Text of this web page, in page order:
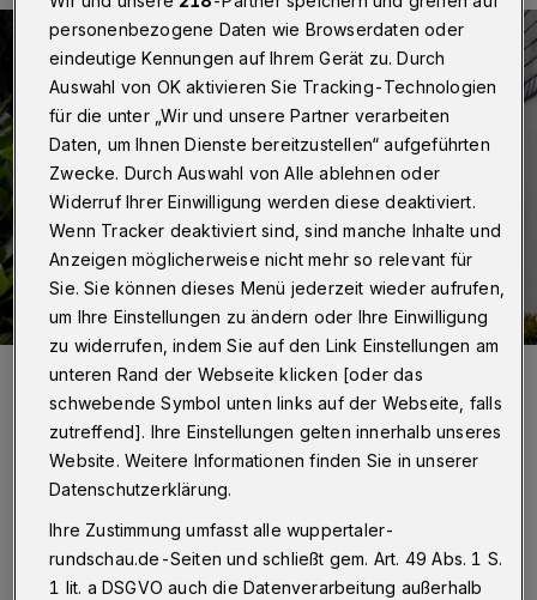
Ein grünes Kleinod im Hinterhof inmitten der
Stadt, ein farbenprächtiges Blütenmeer auf
dem Balkon oder ein verwunschener Garten –
grünen Daumen unserer Leserinnen und Leser
gefragt. Diesmal sind wir bei Egon und
personenbezogene Daten wie Browserdaten oder
eindeutige Kennungen auf Ihrem Gerät zu. Durch
Auswahl von OK aktivieren Sie Tracking-Technologien
für die unter „Wir und unsere Partner verarbeiten
Daten, um Ihnen Dienste bereitzustellen“ aufgeführten
Zwecke. Durch Auswahl von Alle ablehnen oder
Widerruf Ihrer Einwilligung werden diese deaktiviert.
Wenn Tracker deaktiviert sind, sind manche Inhalte und
Anzeigen möglicherweise nicht mehr so relevant für
Sie. Sie können dieses Menü jederzeit wieder aufrufen,
um Ihre Einstellungen zu ändern oder Ihre Einwilligung
zu widerrufen, indem Sie auf den Link Einstellungen am
unteren Rand der Webseite klicken [oder das
schwebende Symbol unten links auf der Webseite, falls
zutreffend]. Ihre Einstellungen gelten innerhalb unseres
Website. Weitere Informationen finden Sie in unserer
Datenschutzerklärung.
Ihre Zustimmung umfasst alle wuppertaler-
rundschau.de-Seiten und schließt gem. Art. 49 Abs. 1 S.
1 lit. a DSGVO auch die Datenverarbeitung außerhalb